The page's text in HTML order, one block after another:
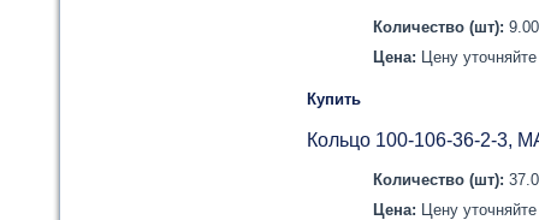
Количество (шт):
Цена: Цену
Купить
Кольцо 100-106-36-2-3,
Количество (шт):
Цена: Цену